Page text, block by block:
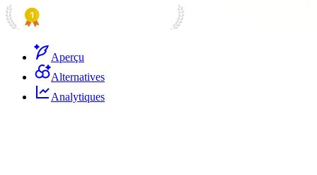
Aperçu
Alternatives
Analytiques